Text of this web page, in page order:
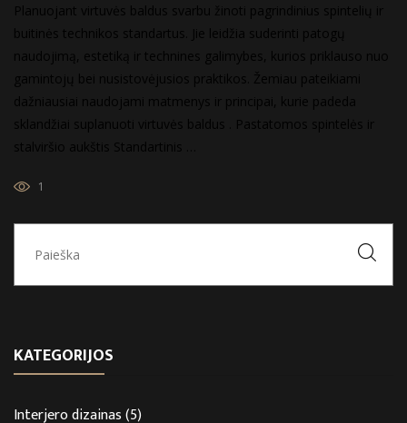
Planuojant virtuvės baldus svarbu žinoti pagrindinius spintelių ir
buitinės technikos standartus. Jie leidžia suderinti patogų
naudojimą, estetiką ir technines galimybes, kurios priklauso nuo
gamintojų bei nusistovėjusios praktikos. Žemiau pateikiami
dažniausiai naudojami matmenys ir principai, kurie padeda
sklandžiai suplanuoti virtuvės baldus . Pastatomos spintelės ir
stalviršio aukštis Standartinis …
1
KATEGORIJOS
Interjero dizainas(5)